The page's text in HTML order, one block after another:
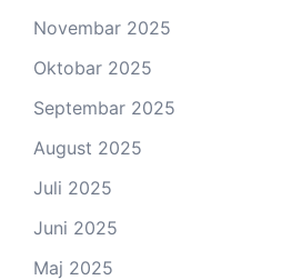
Novembar 2025
Oktobar 2025
Septembar 2025
August 2025
Juli 2025
Juni 2025
Maj 2025